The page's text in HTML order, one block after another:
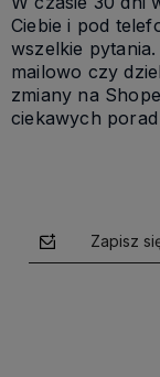
Ciebie i pod
wszelkie
mailowo czy
zmiany na
ciekawych
Zapisz